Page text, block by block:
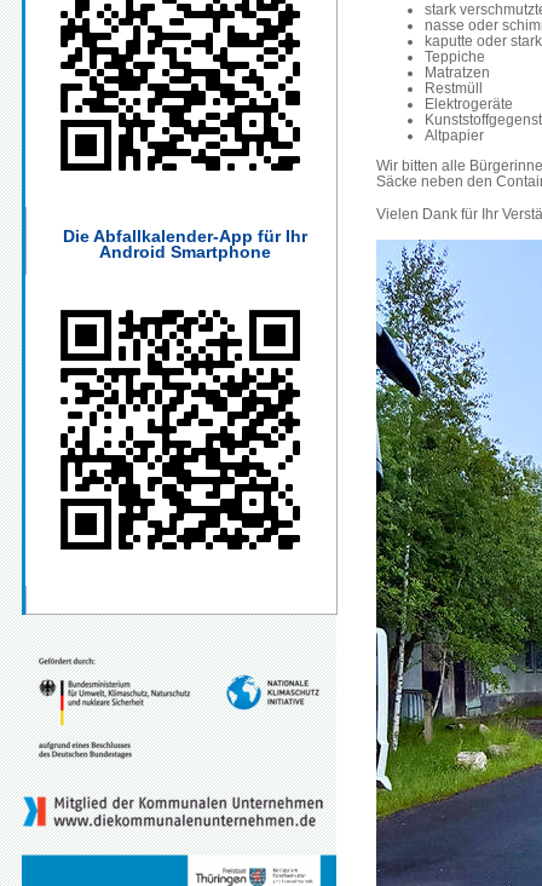
stark
nasse oder
kaputte oder
Teppiche
Matratzen
Restmüll
Elektrogeräte
Altpapier
Wir bitten alle
Säcke neben den
Vielen Dank für Ihr
Die Abfallkalender-App für Ihr
Android Smartphone